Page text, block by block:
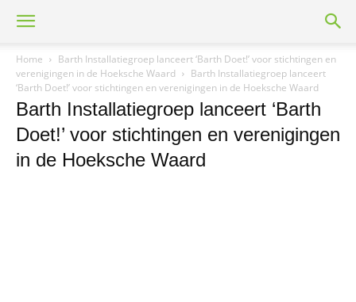
Home
Barth Installatiegroep lanceert ‘Barth Doet!’ voor stichtingen en
verenigingen in de Hoeksche Waard
Barth Installatiegroep lanceert
‘Barth Doet!’ voor stichtingen en verenigingen in de Hoeksche Waard
Barth Installatiegroep lanceert ‘Barth
Doet!’ voor stichtingen en verenigingen
in de Hoeksche Waard